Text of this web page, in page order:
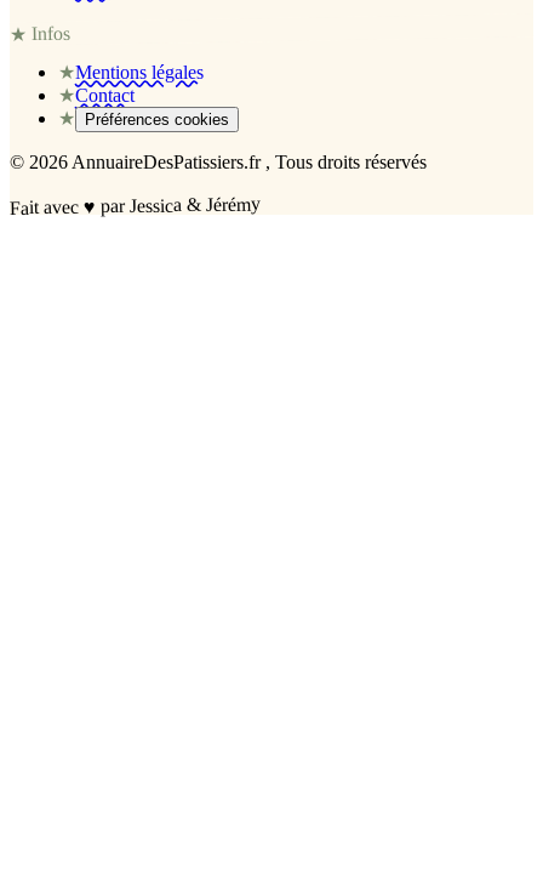
★Infos
★Mentions légales
★Contact
★
Préférences cookies
© 2026AnnuaireDesPatissiers.fr , Tous droits réservés
Fait avec♥ par Jessica & Jérémy